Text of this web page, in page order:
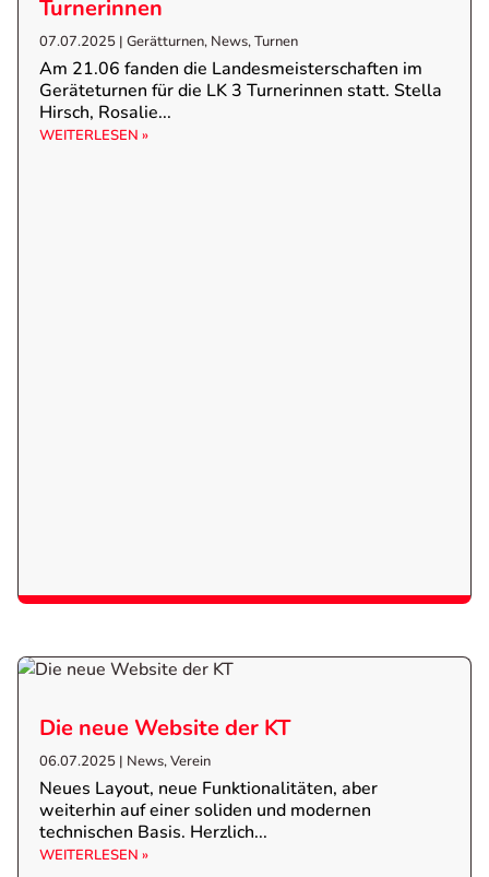
Turnerinnen
07.07.2025 | Gerätturnen, News,Turnen
Am 21.06 fanden die Landesmeisterschaften im
Geräteturnen für die LK 3 Turnerinnen statt. Stella
Hirsch, Rosalie...
WEITERLESEN »
Die neue Website der KT
06.07.2025 | News,Verein
Neues Layout, neue Funktionalitäten, aber
weiterhin auf einer soliden und modernen
technischen Basis. Herzlich...
WEITERLESEN »